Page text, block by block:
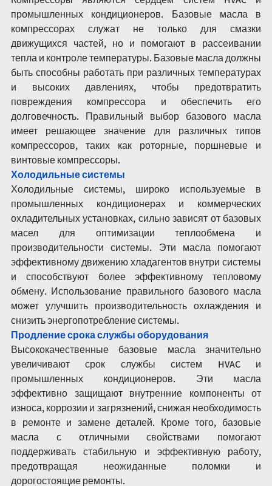
промышленных кондиционеров. Базовые масла в
компрессорах служат не только для смазки
движущихся частей, но и помогают в рассеивании
тепла и контроле температуры. Базовые масла должны
быть способны работать при различных температурах
и высоких давлениях, чтобы предотвратить
повреждения компрессора и обеспечить его
долговечность. Правильный выбор базового масла
имеет решающее значение для различных типов
компрессоров, таких как роторные, поршневые и
винтовые компрессоры.
Холодильные системы
Холодильные системы, широко используемые в
промышленных кондиционерах и коммерческих
охладительных установках, сильно зависят от базовых
масел для оптимизации теплообмена и
производительности системы. Эти масла помогают
эффективному движению хладагентов внутри системы
и способствуют более эффективному тепловому
обмену. Использование правильного базового масла
может улучшить производительность охлаждения и
снизить энергопотребление системы.
Продление срока службы оборудования
Высококачественные базовые масла значительно
увеличивают срок службы систем HVAC и
промышленных кондиционеров. Эти масла
эффективно защищают внутренние компоненты от
износа, коррозии и загрязнений, снижая необходимость
в ремонте и замене деталей. Кроме того, базовые
масла с отличными свойствами помогают
поддерживать стабильную и эффективную работу,
предотвращая неожиданные поломки и
дорогостоящие ремонты.